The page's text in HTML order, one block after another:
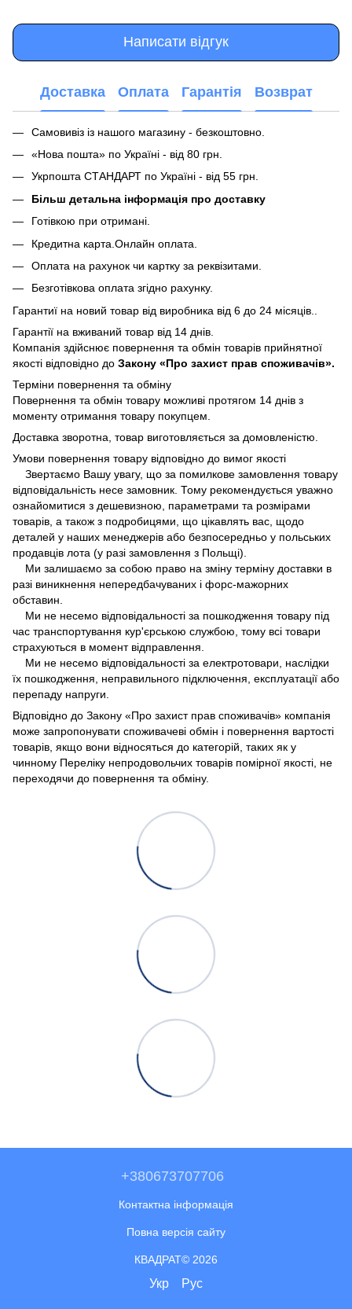
Написати відгук
Доставка Оплата Гарантія Возврат
Самовивіз із нашого магазину - безкоштовно.
«Нова пошта» по Україні - від 80 грн.
Укрпошта СТАНДАРТ по Україні - від 55 грн.
Більш детальна інформація про доставку
Готівкою при отримані.
Кредитна карта.Онлайн оплата.
Оплата на рахунок чи картку за реквізитами.
Безготівкова оплата згідно рахунку.
Гарантиї на новий товар від виробника від 6 до 24 місяців..
Гарантії на вживаний товар від 14 днів.
Компанія здійснює повернення та обмін товарів прийнятної
якості відповідно до Закону «Про захист прав споживачів».
Терміни повернення та обміну
Повернення та обмін товару можливі протягом 14 днів з
моменту отримання товару покупцем.
Доставка зворотна, товар виготовляється за домовленістю.
Умови повернення товару відповідно до вимог якості
Звертаємо Вашу увагу, що за помилкове замовлення товару
відповідальність несе замовник. Тому рекомендується уважно
ознайомитися з дешевизною, параметрами та розмірами
товарів, а також з подробицями, що цікавлять вас, щодо
деталей у наших менеджерів або безпосередньо у польських
продавців лота (у разі замовлення з Польщі).
Ми залишаємо за собою право на зміну терміну доставки в
разі виникнення непередбачуваних і форс-мажорних
обставин.
Ми не несемо відповідальності за пошкодження товару під
час транспортування кур'єрською службою, тому всі товари
страхуються в момент відправлення.
Ми не несемо відповідальності за електротовари, наслідки
їх пошкодження, неправильного підключення, експлуатації або
перепаду напруги.
Відповідно до Закону «Про захист прав споживачів» компанія
може запропонувати споживачеві обмін і повернення вартості
товарів, якщо вони відносяться до категорій, таких як у
чинному Переліку непродовольчих товарів помірної якості, не
переходячи до повернення та обміну.
+380673707706
Контактна інформація
Повна версія сайту
КВАДРАТ© 2026
Укр Рус